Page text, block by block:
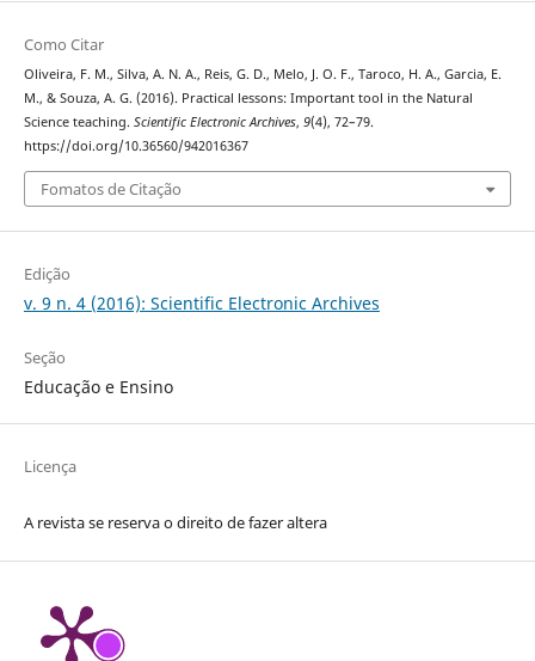
Como Citar
Oliveira, F. M., Silva, A. N. A., Reis, G. D., Melo, J. O. F., Taroco, H. A., Garcia, E.
M., & Souza, A. G. (2016). Practical lessons: Important tool in the Natural
Science teaching. Scientific Electronic Archives, 9(4), 72–79.
https://doi.org/10.36560/942016367
Fomatos de Citação
Edição
v. 9 n. 4 (2016): Scientific Electronic Archives
Seção
Educação e Ensino
Licença
A revista se reserva o direito de fazer altera